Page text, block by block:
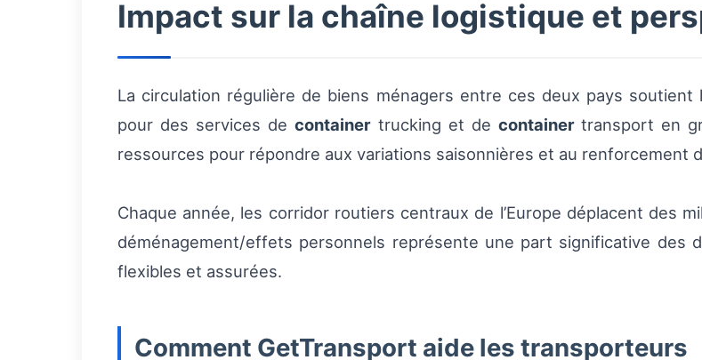
Impact sur la chaîne logistique et
La circulation régulière de biens ménagers entre ces deux pays
pour des services de containertrucking et de containertransport en
ressources pour répondre aux variations saisonnières et au renforcement
Chaque année, les corridor routiers centraux de l’Europe déplacent des
déménagement/effets personnels représente une part significative des
flexibles et assurées.
Comment GetTransport aide les transporteurs